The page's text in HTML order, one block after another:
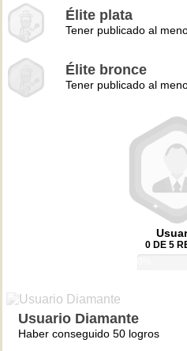
Élite plata
Tener publicado al
Élite bronce
Tener publicado al
0 DE 5
Usuario Diamante
Haber conseguido 50 logros